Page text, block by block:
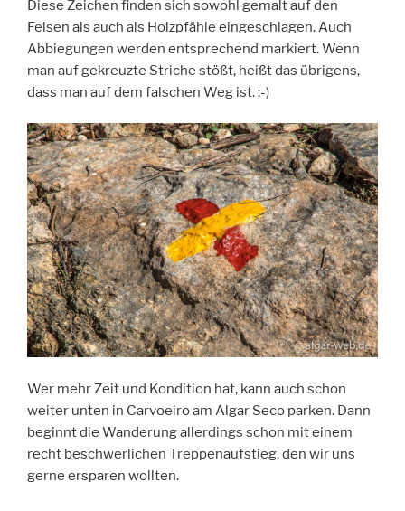
Diese Zeichen finden sich sowohl gemalt auf den
Felsen als auch als Holzpfähle eingeschlagen. Auch
Abbiegungen werden entsprechend markiert. Wenn
man auf gekreuzte Striche stößt, heißt das übrigens,
dass man auf dem falschen Weg ist. ;-)
Wer mehr Zeit und Kondition hat, kann auch schon
weiter unten in Carvoeiro am Algar Seco parken. Dann
beginnt die Wanderung allerdings schon mit einem
recht beschwerlichen Treppenaufstieg, den wir uns
gerne ersparen wollten.